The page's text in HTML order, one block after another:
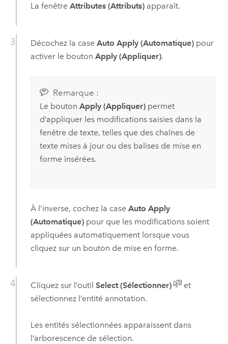
La fenêtre Attributes (Attributs)apparaît.
Décochez la case Auto Apply (Automatique)pour
activer le bouton Apply (Appliquer).
Remarque :
Le bouton Apply (Appliquer)permet
d’appliquer les modifications saisies dans la
fenêtre de texte, telles que des chaînes de
texte mises à jour ou des balises de mise en
forme insérées.
À l’inverse, cochez la case Auto Apply
(Automatique)pour que les modifications soient
appliquées automatiquement lorsque vous
cliquez sur un bouton de mise en forme.
Cliquez sur l’outil Select (Sélectionner)
et
sélectionnez l’entité annotation.
Les entités sélectionnées apparaissent dans
l’arborescence de sélection.